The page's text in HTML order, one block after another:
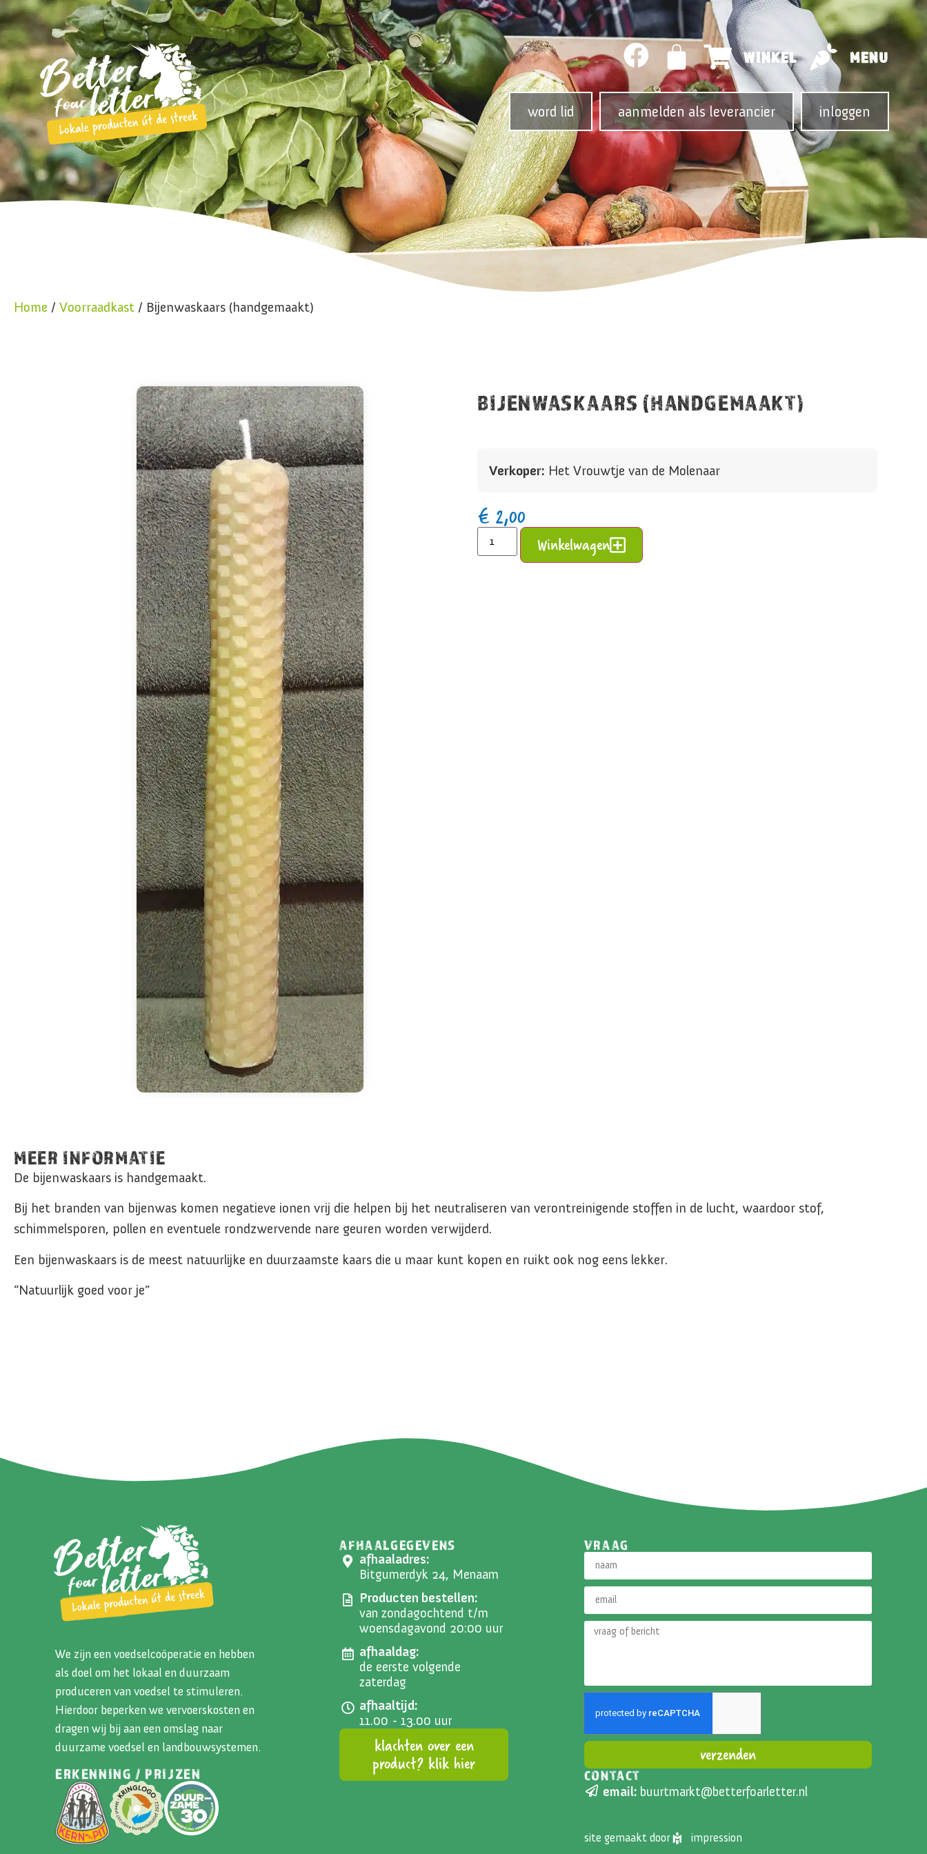
WINKEL MENU
word lid aanmelden als leverancier inloggen
Home / Voorraadkast / Bijenwaskaars (handgemaakt)
BIJENWASKAARS (HANDGEMAAKT)
Verkoper: Het Vrouwtje van de Molenaar
€ 2,00
Winkelwagen
MEER INFORMATIE
De bijenwaskaars is handgemaakt.
Bij het branden van bijenwas komen negatieve ionen vrij die helpen bij het neutraliseren van verontreinigende stoffen in de lucht, waardoor stof,
schimmelsporen, pollen en eventuele rondzwervende nare geuren worden verwijderd.
Een bijenwaskaars is de meest natuurlijke en duurzaamste kaars die u maar kunt kopen en ruikt ook nog eens lekker.
“Natuurlijk goed voor je”
We zijn een voedselcoöperatie en hebben
als doel om het lokaal en duurzaam
produceren van voedsel te stimuleren.
Hierdoor beperken we vervoerskosten en
dragen wij bij aan een omslag naar
duurzame voedsel en landbouwsystemen.
ERKENNING / PRIJZEN
AFHAALGEGEVENS
afhaaladres:
Bitgumerdyk 24, Menaam
Producten bestellen:
van zondagochtend t/m
woensdagavond 20:00 uur
afhaaldag:
de eerste volgende
zaterdag
afhaaltijd:
11.00 - 13.00 uur
klachten over een
product? klik hier
VRAAG
verzenden
Alternative:
CONTACT
email: buurtmarkt@betterfoarletter.nl
site gemaakt door impression